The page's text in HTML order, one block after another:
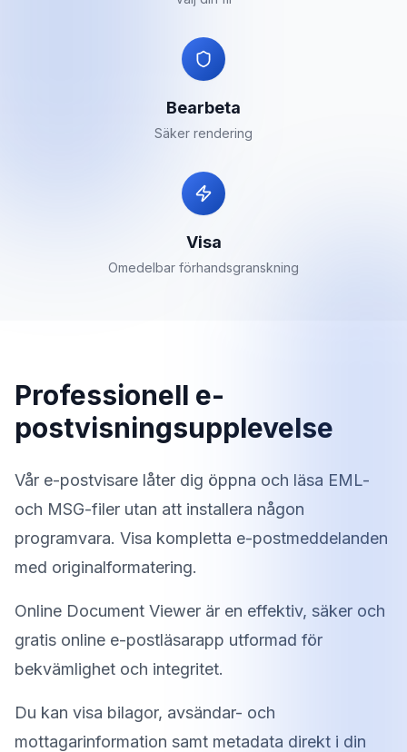
Bearbeta
Säker rendering
Visa
Omedelbar förhandsgranskning
Professionell e-
postvisningsupplevelse
Vår e-postvisare låter dig öppna och läsa EML-
och MSG-filer utan att installera någon
programvara. Visa kompletta e-postmeddelanden
med originalformatering.
Online Document Viewer är en effektiv, säker och
gratis online e-postläsarapp utformad för
bekvämlighet och integritet.
Du kan visa bilagor, avsändar- och
mottagarinformation samt metadata direkt i din